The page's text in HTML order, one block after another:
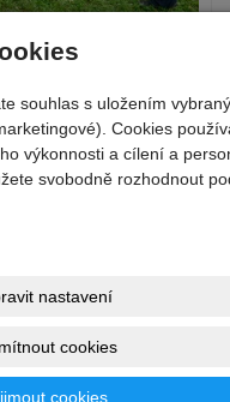
souhlas s uložením
Cookies
výkonnosti a cílení a
svobodně rozhodnout
nastavení
cookies
cookies